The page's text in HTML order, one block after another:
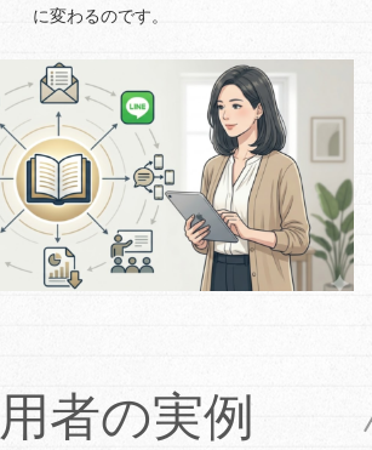
に変わるのです。
者の実例